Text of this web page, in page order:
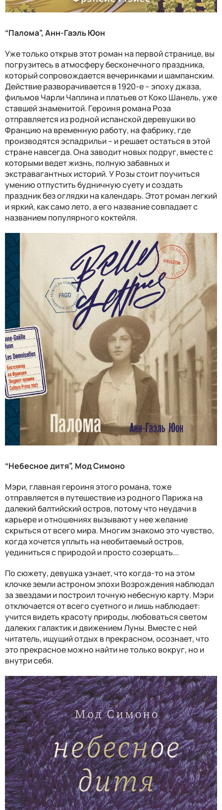
“Палома”, Анн-Гаэль Юон
Уже только открыв этот роман на первой странице, вы
погрузитесь в атмосферу бесконечного праздника,
который сопровождается вечеринками и шампанским.
Действие разворачивается в 1920-е – эпоху джаза,
фильмов Чарли Чаплина и платьев от Коко Шанель, уже
ставшей знаменитой. Героиня романа Роза
отправляется из родной испанской деревушки во
Францию на временную работу, на фабрику, где
производятся эспадрильи – и решает остаться в этой
стране навсегда. Она заводит новых подруг, вместе с
которыми ведет жизнь, полную забавных и
экстравагантных историй. У Розы стоит поучиться
умению отпустить будничную суету и создать
праздник без оглядки на календарь. Этот роман легкий
и яркий, как само лето, а его название совпадает с
названием популярного коктейля.
“Небесное дитя”, Мод Симоно
Мэри, главная героиня этого романа, тоже
отправляется в путешествие из родного Парижа на
далекий балтийский остров, потому что неудачи в
карьере и отношениях вызывают у нее желание
скрыться от всего мира. Многим знакомо это чувство,
когда хочется уплыть на необитаемый остров,
уединиться с природой и просто созерцать...
По сюжету, девушка узнает, что когда-то на этом
клочке земли астроном эпохи Возрождения наблюдал
за звездами и построил точную небесную карту. Мэри
отключается от всего суетного и лишь наблюдает:
учится видеть красоту природы, любоваться светом
далеких галактик и движением Луны. Вместе с ней
читатель, ищущий отдых в прекрасном, осознает, что
это прекрасное можно найти не только вокруг, но и
внутри себя.